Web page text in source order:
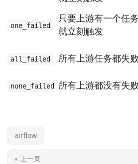
one_failed
只要上游有一个任
就立刻触发
all_failed 所有上游任务都失
none_failed 所有上游都没有失败
airflow
« 上一页